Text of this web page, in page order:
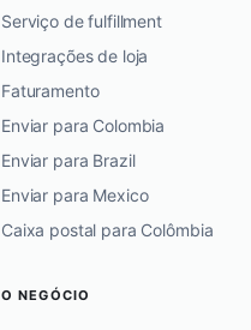
Serviço de fulfillment
Integrações de loja
Faturamento
Enviar para Colombia
Enviar para Brazil
Enviar para Mexico
Caixa postal para Colômbia
O NEGÓCIO